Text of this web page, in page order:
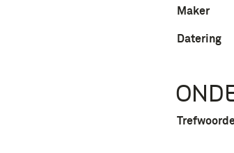
Maker
Datering